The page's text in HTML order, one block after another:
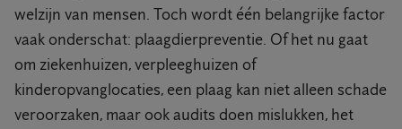
welzijn van mensen. Toch wordt één belangrijke factor
vaak onderschat: plaagdierpreventie. Of het nu gaat
om ziekenhuizen, verpleeghuizen of
kinderopvanglocaties, een plaag kan niet alleen schade
veroorzaken, maar ook audits doen mislukken, het